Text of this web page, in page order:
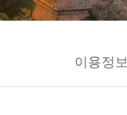
이용정보